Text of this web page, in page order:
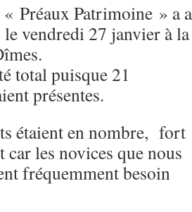
« Préaux Patrimoine » a
vendredi 27 janvier à la
total puisque 21
présentes.
étaient en nombre, fort
car les novices que nous
fréquemment besoin